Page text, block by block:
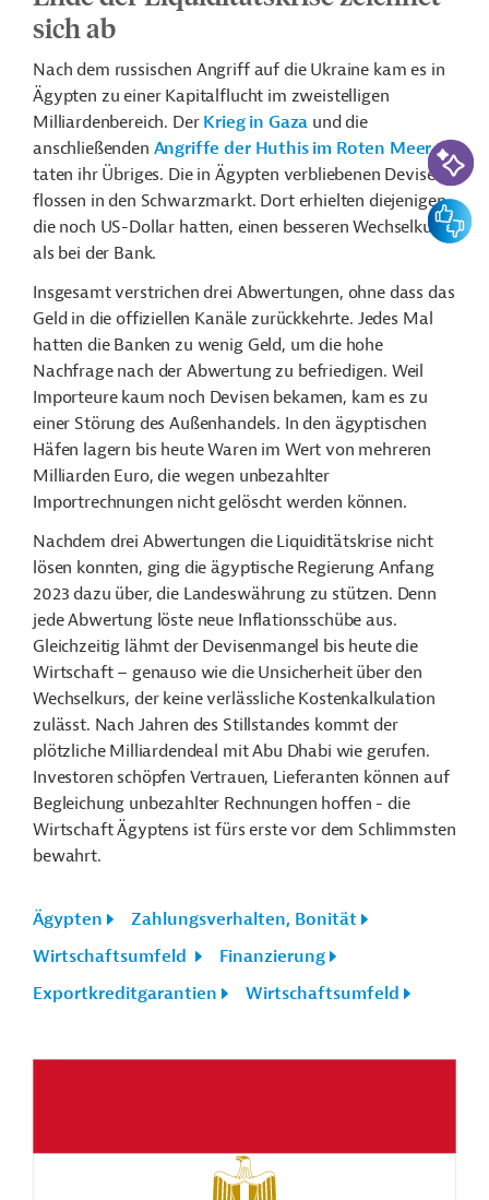
sich ab
Nach dem russischen Angriff auf die Ukraine kam es in
Ägypten zu einer Kapitalflucht im zweistelligen
Milliardenbereich. Der Krieg in Gaza und die
anschließenden Angriffe der Huthis im Roten Meer
taten ihr Übriges. Die in Ägypten verbliebenen Devisen
flossen in den Schwarzmarkt. Dort erhielten diejenigen,
die noch US-Dollar hatten, einen besseren Wechselkurs
als bei der Bank.
Insgesamt verstrichen drei Abwertungen, ohne dass das
Geld in die offiziellen Kanäle zurückkehrte. Jedes Mal
hatten die Banken zu wenig Geld, um die hohe
Nachfrage nach der Abwertung zu befriedigen. Weil
Importeure kaum noch Devisen bekamen, kam es zu
einer Störung des Außenhandels. In den ägyptischen
Häfen lagern bis heute Waren im Wert von mehreren
Milliarden Euro, die wegen unbezahlter
Importrechnungen nicht gelöscht werden können.
Nachdem drei Abwertungen die Liquiditätskrise nicht
lösen konnten, ging die ägyptische Regierung Anfang
2023 dazu über, die Landeswährung zu stützen. Denn
jede Abwertung löste neue Inflationsschübe aus.
Gleichzeitig lähmt der Devisenmangel bis heute die
Wirtschaft – genauso wie die Unsicherheit über den
Wechselkurs, der keine verlässliche Kostenkalkulation
zulässt. Nach Jahren des Stillstandes kommt der
plötzliche Milliardendeal mit Abu Dhabi wie gerufen.
Investoren schöpfen Vertrauen, Lieferanten können auf
Begleichung unbezahlter Rechnungen hoffen - die
Wirtschaft Ägyptens ist fürs erste vor dem Schlimmsten
bewahrt.
Ägypten
Zahlungsverhalten, Bonität
Wirtschaftsumfeld
Finanzierung
Exportkreditgarantien
Wirtschaftsumfeld
KI-